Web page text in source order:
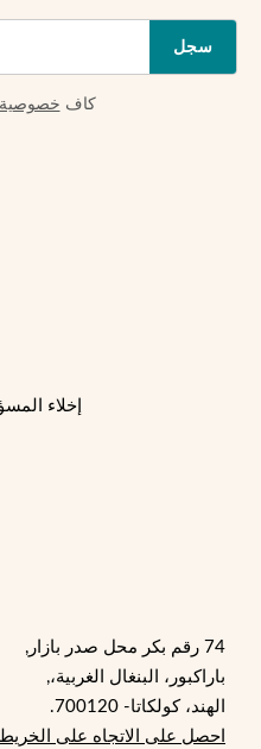
سجل
كاف خصوصية
❗ إخلاء
74 رقم بكر محل صدر بازار,
باراكبور، البنغال الغربية،,
الهند، كولكاتا- 700120.
احصل على الاتجاه على